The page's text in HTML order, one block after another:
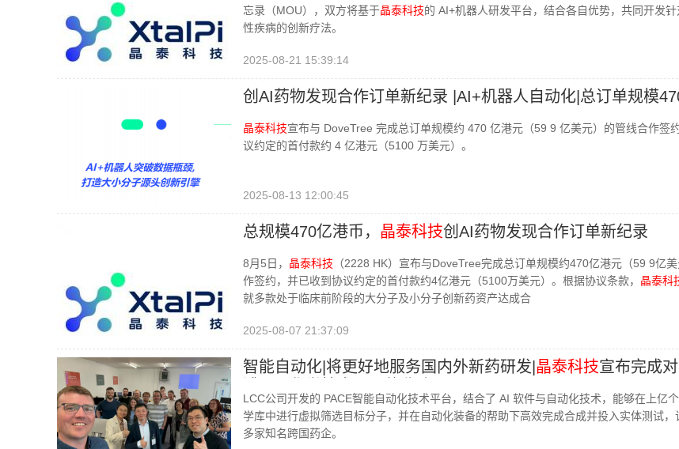
忘录（MOU），双方将基于晶泰科技的 AI+机器人研发平台，结合各自优势，共同开发
性疾病的创新疗法。
2025-08-21 15:39:14
创AI药物发现合作订单新纪录 |AI+机器人自动化|总订单规模
晶泰科技宣布与 DoveTree 完成总订单规模约 470 亿港元（59 9 亿美元）的管线合作签
议约定的首付款约 4 亿港元（5100 万美元）。
2025-08-13 12:00:45
总规模470亿港币， 晶泰科技创AI药物发现合作订单新纪录
8月5日， 晶泰科技 （2228 HK）宣布与DoveTree完成总订单规模约470亿港元（59 9亿
作签约，并已收到协议约定的首付款约4亿港元（5100万美元）。根据协议条款， 晶泰科
就多款处于临床前阶段的大分子及小分子创新药资产达成合
2025-08-07 21:37:09
智能自动化|将更好地服务国内外新药研发| 晶泰科技宣布完成
LCC公司开发的 PACE智能自动化技术平台，结合了 AI 软件与自动化技术，能够在上亿
学库中进行虚拟筛选目标分子，并在自动化装备的帮助下高效完成合成并投入实体测试，
多家知名跨国药企。